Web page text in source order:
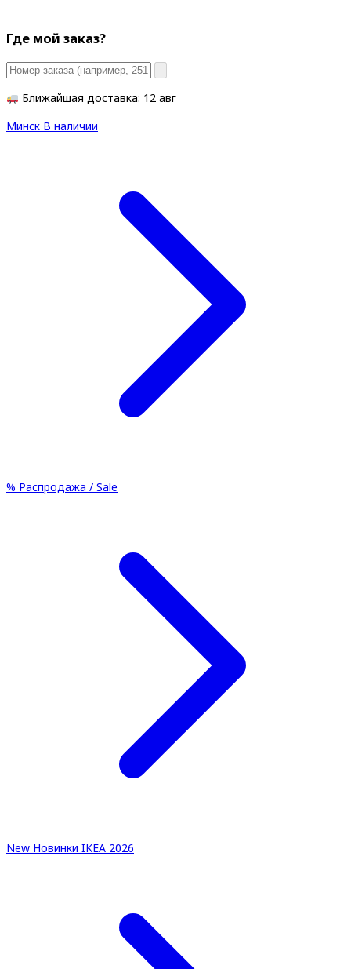
Где мой заказ?
Ближайшая доставка: 12 авг
Минск В наличии
% Распродажа / Sale
New Новинки IKEA 2026